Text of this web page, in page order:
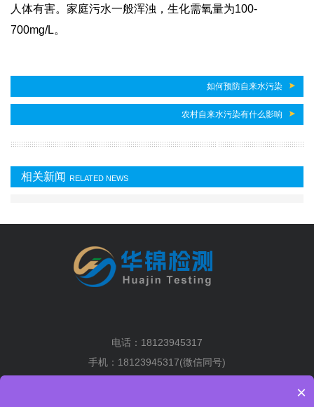
人体有害。家庭污水一般浑浊，生化需氧量为100-
700mg/L。
如何预防自来水污染
农村自来水污染有什么影响
相关新闻 RELATED NEWS
电话：18123945317
手机：18123945317(微信同号)
×